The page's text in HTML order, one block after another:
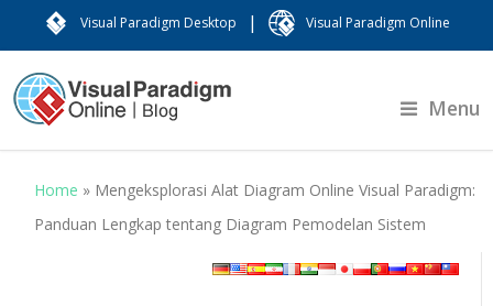
Visual Paradigm Desktop | Visual Paradigm Online
Menu
Home » Mengeksplorasi Alat Diagram Online Visual Paradigm:
Panduan Lengkap tentang Diagram Pemodelan Sistem